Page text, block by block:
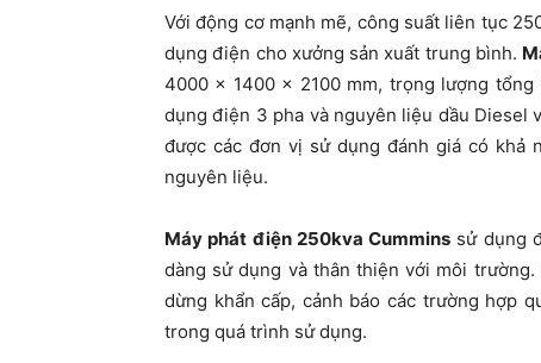
Với động cơ mạnh mẽ, công suất liên tục
dụng điện cho xưởng sản xuất trung bình.
4000 x 1400 x 2100 mm, trọng lượng
dụng điện 3 pha và nguyên liệu dầu
được các đơn vị sử dụng đánh giá có khả
nguyên liệu.
Máy phát điện 250kva Cummins sử dụng
dàng sử dụng và thân thiện với môi
dừng khẩn cấp, cảnh báo các trường hợp
trong quá trình sử dụng.